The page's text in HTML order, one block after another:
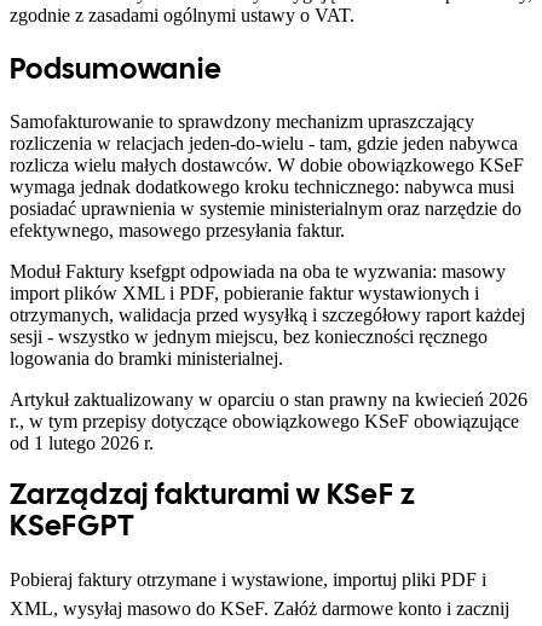
zgodnie z zasadami ogólnymi ustawy o VAT.
Podsumowanie
Samofakturowanie to sprawdzony mechanizm upraszczający
rozliczenia w relacjach jeden-do-wielu - tam, gdzie jeden nabywca
rozlicza wielu małych dostawców. W dobie obowiązkowego KSeF
wymaga jednak dodatkowego kroku technicznego: nabywca musi
posiadać uprawnienia w systemie ministerialnym oraz narzędzie do
efektywnego, masowego przesyłania faktur.
Moduł Faktury ksefgpt odpowiada na oba te wyzwania: masowy
import plików XML i PDF, pobieranie faktur wystawionych i
otrzymanych, walidacja przed wysyłką i szczegółowy raport każdej
sesji - wszystko w jednym miejscu, bez konieczności ręcznego
logowania do bramki ministerialnej.
Artykuł zaktualizowany w oparciu o stan prawny na kwiecień 2026
r., w tym przepisy dotyczące obowiązkowego KSeF obowiązujące
od 1 lutego 2026 r.
Zarządzaj fakturami w KSeF z
KSeFGPT
Pobieraj faktury otrzymane i wystawione, importuj pliki PDF i
XML, wysyłaj masowo do KSeF. Załóż darmowe konto i zacznij